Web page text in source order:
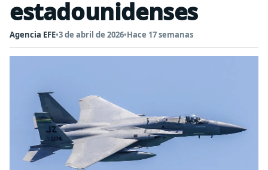
estadounidenses
Agencia EFE•3 de abril de 2026•Hace 17 semanas